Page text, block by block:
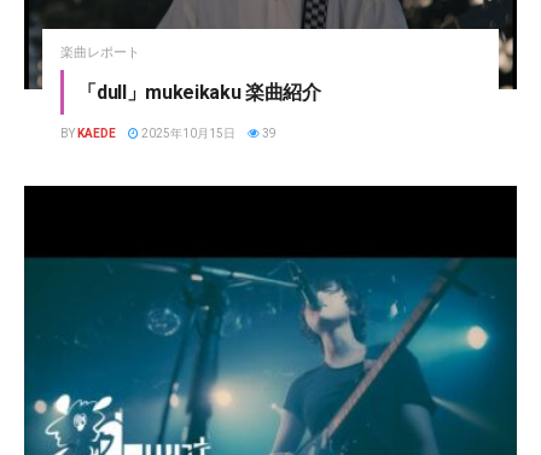
楽曲レポート
「dull」mukeikaku 楽曲紹介
BY KAEDE 2025年10月15日 39